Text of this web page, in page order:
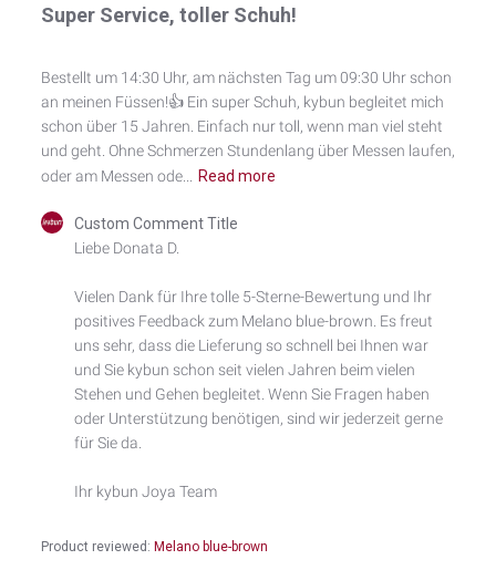
Super Service, toller Schuh!
Bestellt um 14:30 Uhr, am nächsten Tag um 09:30 Uhr schon
an meinen Füssen!👍 Ein super Schuh, kybun begleitet mich
schon über 15 Jahren. Einfach nur toll, wenn man viel steht
und geht. Ohne Schmerzen Stundenlang über Messen laufen,
oder am Messen ode...
Read more
Product reviewed: Melano blue-brown
Comments
Review
Custom
Comment
Custom Comment Title
Liebe Donata D.
Vielen Dank für Ihre tolle 5-Sterne-Bewertung und Ihr
positives Feedback zum Melano blue-brown. Es freut
uns sehr, dass die Lieferung so schnell bei Ihnen war
und Sie kybun schon seit vielen Jahren beim vielen
Stehen und Gehen begleitet. Wenn Sie Fragen haben
oder Unterstützung benötigen, sind wir jederzeit gerne
für Sie da.
Ihr kybun Joya Team